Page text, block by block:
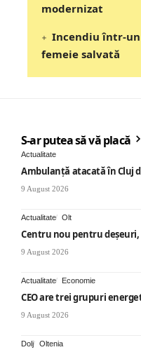
modernizat
Incendiu într-un
femeie salvată
S-ar putea să vă placă
Actualitate
Ambulanță atacată în Cluj
9 August 2026
Actualitate Olt
Centru nou pentru deșeuri,
9 August 2026
Actualitate Economie
CEO are trei grupuri
9 August 2026
Dolj Oltenia